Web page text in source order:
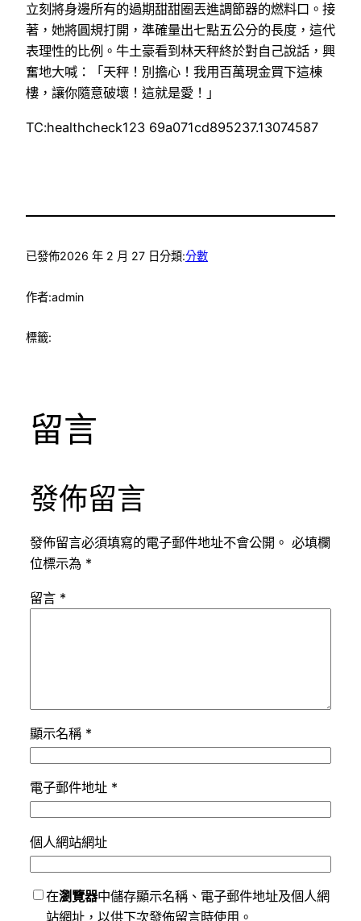
立刻將身邊所有的過期甜甜圈丟進調節器的燃料口。接
著，她將圓規打開，準確量出七點五公分的長度，這代
表理性的比例。牛土豪看到林天秤終於對自己說話，興
奮地大喊：「天秤！別擔心！我用百萬現金買下這棟
樓，讓你隨意破壞！這就是愛！」
TC:healthcheck123 69a071cd895237.13074587
已發佈2026 年 2 月 27 日分類:分數
作者:admin
標籤:
留言
發佈留言
發佈留言必須填寫的電子郵件地址不會公開。 必填欄
位標示為 *
留言 *
顯示名稱 *
電子郵件地址 *
個人網站網址
在瀏覽器中儲存顯示名稱、電子郵件地址及個人網
站網址，以供下次發佈留言時使用。